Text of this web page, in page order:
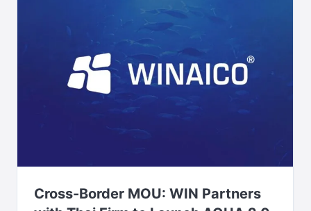
Cross-Border MOU: WIN Partners